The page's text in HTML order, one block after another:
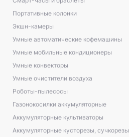
Портативные колонки
Экшн-камеры
Умные автоматические кофемашины
Умные мобильные кондиционеры
Умные конвекторы
Умные очистители воздуха
Роботы-пылесосы
Газонокосилки аккумуляторные
Аккумуляторные культиваторы
Аккумуляторные кусторезы, сучкорезы